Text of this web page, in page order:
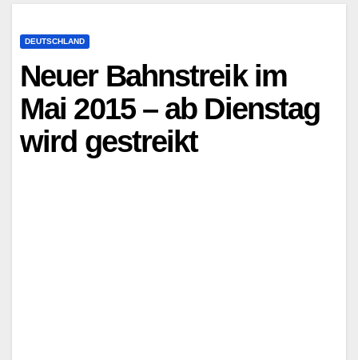
DEUTSCHLAND
Neuer Bahnstreik im
Mai 2015 – ab Dienstag
wird gestreikt